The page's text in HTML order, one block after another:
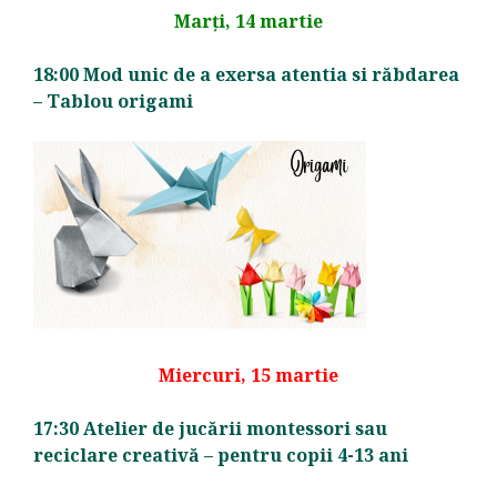
Marți, 14 martie
18:00 Mod unic de a exersa atentia si răbdarea
– Tablou origami
Miercuri, 15 martie
17:30 Atelier de jucării montessori sau
reciclare creativă – pentru copii 4-13 ani